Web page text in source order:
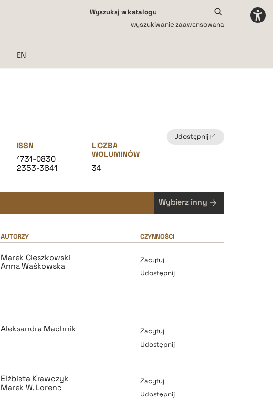
wyszukiwanie zaawansowana
Udostępnij
ISSN
1731-0830
2353-3641
LICZBA
WOLUMINÓW
34
Wybierz inny
AUTORZY CZYNNOŚCI
Marek Cieszkowski
Anna Waśkowska
Zacytuj
Udostępnij
Aleksandra Machnik
Zacytuj
Udostępnij
Elżbieta Krawczyk
Marek W. Lorenc
Zacytuj
Udostępnij